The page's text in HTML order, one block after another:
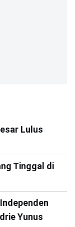
Lulus
Tinggal di
Yunus